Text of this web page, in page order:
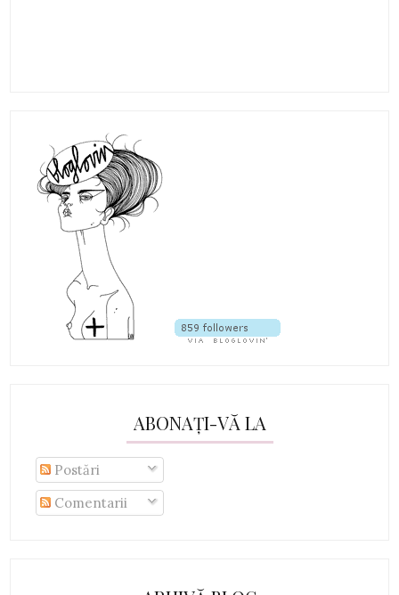
ABONAȚI-VĂ LA
Postări
Comentarii